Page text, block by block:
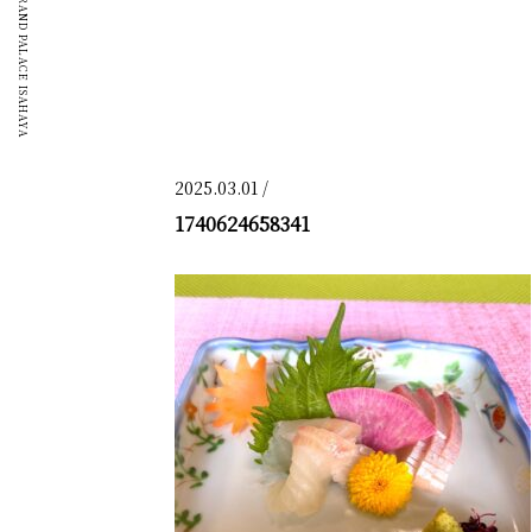
GRAND PALACE ISAHAYA
2025.03.01 /
1740624658341